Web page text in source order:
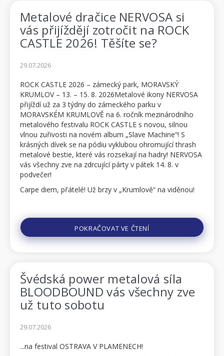
Metalové dračice NERVOSA si
vás přijíždějí zotročit na ROCK
CASTLE 2026! Těšíte se?
29.07.2026
ROCK CASTLE 2026 – zámecký park, MORAVSKÝ
KRUMLOV – 13. – 15. 8. 2026Metalové ikony NERVOSA
přijíždí už za 3 týdny do zámeckého parku v
MORAVSKÉM KRUMLOVĚ na 6. ročník mezinárodního
metalového festivalu ROCK CASTLE s novou, silnou
vlnou zuřivosti na novém album „Slave Machine“! S
krásných dívek se na pódiu vyklubou ohromující thrash
metalové bestie, které vás rozsekají na hadry! NERVOSA
vás všechny zve na zdrcující párty v pátek 14. 8. v
podvečer!
Carpe diem, přátelé! Už brzy v „Krumlově“ na viděnou!
POKRAČOVAT VE ČTENÍ
Švédská power metalová síla
BLOODBOUND vás všechny zve
už tuto sobotu
29.07.2026
...na festival OSTRAVA V PLAMENECH!